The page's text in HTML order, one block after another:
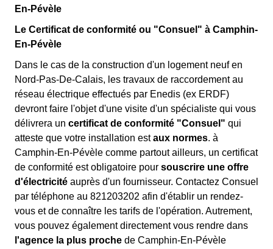
En-Pévèle
Le Certificat de conformité ou "Consuel" à Camphin-
En-Pévèle
Dans le cas de la construction d'un logement neuf en
Nord-Pas-De-Calais, les travaux de raccordement au
réseau électrique effectués par Enedis (ex ERDF)
devront faire l'objet d'une visite d'un spécialiste qui vous
délivrera un certificat de conformité "Consuel" qui
atteste que votre installation estaux normes. à
Camphin-En-Pévèle comme partout ailleurs, un certificat
de conformité est obligatoire pour souscrire une offre
d'électricité auprès d'un fournisseur. Contactez Consuel
par téléphone au 821203202 afin d'établir un rendez-
vous et de connaître les tarifs de l'opération. Autrement,
vous pouvez également directement vous rendre dans
l'agence la plus proche de Camphin-En-Pévèle